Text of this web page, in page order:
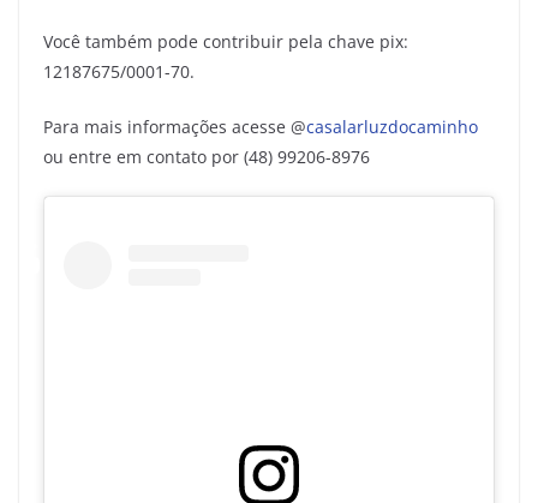
Você também pode contribuir pela chave pix:
12187675/0001-70.
Para mais informações acesse @casalarluzdocaminho
ou entre em contato por (48) 99206-8976